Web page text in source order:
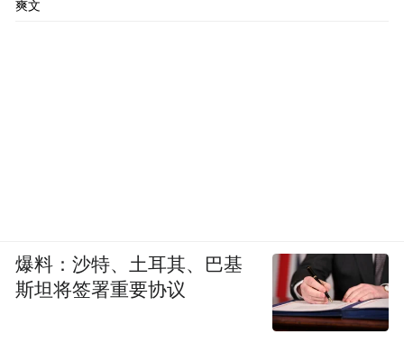
爽文
爆料：沙特、土耳其、巴基
斯坦将签署重要协议